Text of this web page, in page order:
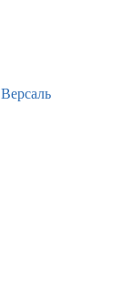
Версаль